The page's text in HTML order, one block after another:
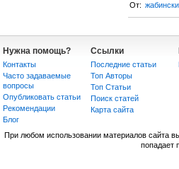
От:
Нужна помощь?
Контакты
Часто задаваемые
вопросы
Опубликовать статьи
Рекомендации
Блог
Ссылки
Последние статьи
Топ Авторы
Топ Статьи
Поиск статей
Карта сайта
При любом использовании материалов сайта
попадает